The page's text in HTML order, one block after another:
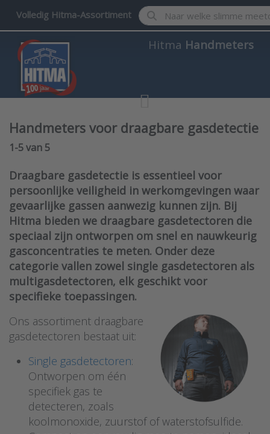
Volledig Hitma-Assortiment Enter a search term.
Hitma Handmeters
Handmeters voor draagbare gasdetectie
Search results:
1-5van 5
Draagbare gasdetectie is essentieel voor
persoonlijke veiligheid in werkomgevingen waar
gevaarlijke gassen aanwezig kunnen zijn. Bij
Hitma bieden we draagbare gasdetectoren die
speciaal zijn ontworpen om snel en nauwkeurig
gasconcentraties te meten. Onder deze
categorie vallen zowel single gasdetectoren als
multigasdetectoren, elk geschikt voor
specifieke toepassingen.
Ons assortiment draagbare
gasdetectoren bestaat uit:
Single gasdetectoren:
Ontworpen om één
specifiek gas te
detecteren, zoals
koolmonoxide, zuurstof of waterstofsulfide.